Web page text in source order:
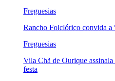
Freguesias
Rancho Folclórico convida a
Freguesias
Vila Chã de Ourique
festa